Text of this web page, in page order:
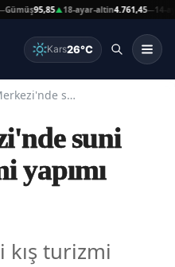
95,85▲18-ayar-altin4.761,45—14-ayar-
Kars26°C
Kayak Merkezi'nde suni karlama sistemi yapımı devam ediyor
suni
yapımı
turizmi